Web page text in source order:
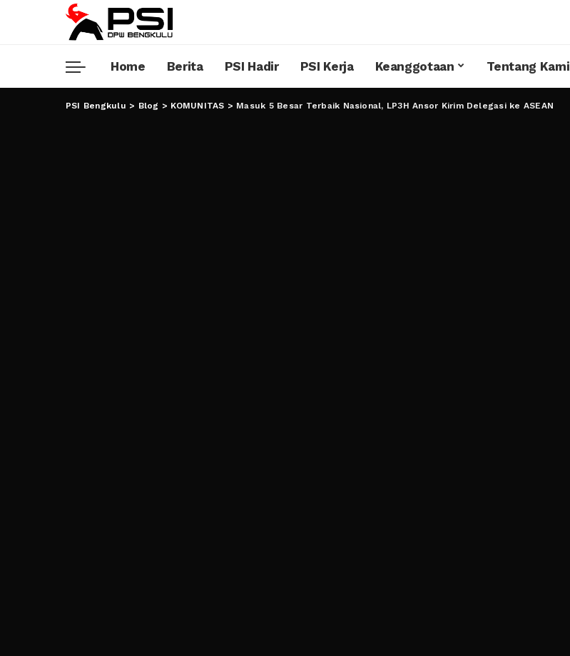
Home Berita PSI Hadir PSI Kerja Keanggotaan Tentang Kami
PSI Bengkulu > Blog > KOMUNITAS > Masuk 5 Besar Terbaik Nasional, LP3H Ansor Kirim Delegasi ke ASEAN